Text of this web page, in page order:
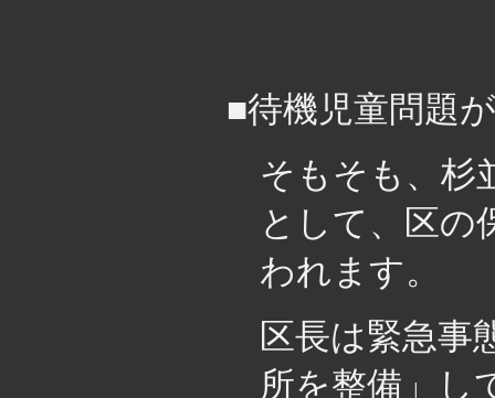
■待機児童問題
そもそも、杉
として、区の
われます。
区長は緊急事
所を整備」し